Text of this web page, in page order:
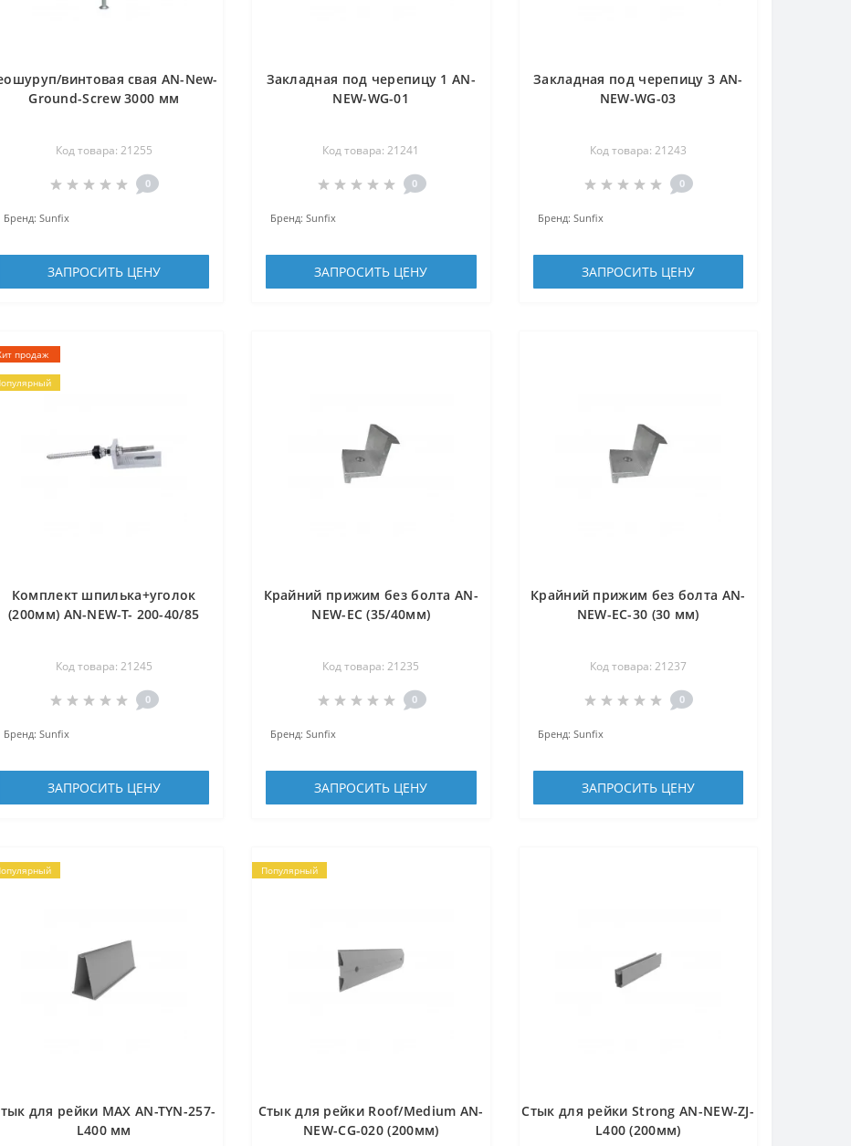
винтовая свая AN-New-
Ground-Screw 3000 мм
Код товара: 21255
0
Бренд: Sunfix
ЗАПРОСИТЬ ЦЕНУ
Закладная под черепицу 1 AN-
NEW-WG-01
Код товара: 21241
0
Бренд: Sunfix
ЗАПРОСИТЬ ЦЕНУ
Закладная под черепицу 3 AN-
NEW-WG-03
Код товара: 21243
0
Бренд: Sunfix
ЗАПРОСИТЬ ЦЕНУ
продаж
Комплект шпилька+уголок
(200мм) AN-NEW-T- 200-40/85
Код товара: 21245
0
Бренд: Sunfix
ЗАПРОСИТЬ ЦЕНУ
Крайний прижим без болта AN-
NEW-EC (35/40мм)
Код товара: 21235
0
Бренд: Sunfix
ЗАПРОСИТЬ ЦЕНУ
Крайний прижим без болта AN-
NEW-EC-30 (30 мм)
Код товара: 21237
0
Бренд: Sunfix
ЗАПРОСИТЬ ЦЕНУ
для рейки MAX AN-TYN-257-
L400 мм
Популярный
Стык для рейки Roof/Medium AN-
NEW-CG-020 (200мм)
Стык для рейки Strong AN-NEW-ZJ-
L400 (200мм)